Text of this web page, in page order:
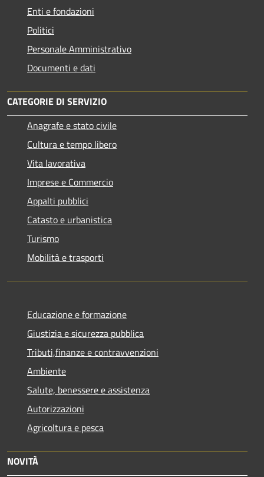
Enti e fondazioni
Politici
Personale Amministrativo
Documenti e dati
CATEGORIE DI SERVIZIO
Anagrafe e stato civile
Cultura e tempo libero
Vita lavorativa
Imprese e Commercio
Appalti pubblici
Catasto e urbanistica
Turismo
Mobilità e trasporti
Educazione e formazione
Giustizia e sicurezza pubblica
Tributi,finanze e contravvenzioni
Ambiente
Salute, benessere e assistenza
Autorizzazioni
Agricoltura e pesca
NOVITÀ